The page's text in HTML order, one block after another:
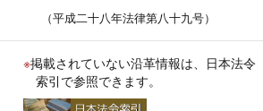
（平成二十八年法律第八十九号）
※掲載されていない沿革情報は、日本法令
索引で参照できます。